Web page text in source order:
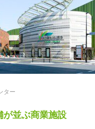
ター
が並ぶ商業施設